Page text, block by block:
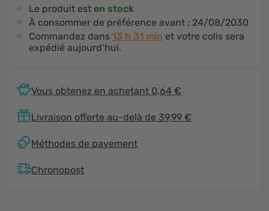
Le produit est en stock
À consommer de préférence avant : 24/08/2030
Commandez dans 13 h 31 min et votre colis sera
expédié aujourd’hui.
Vous obtenez en achetant 0,64 €
Livraison offerte au-delà de 39,99 €
Méthodes de payement
Chronopost